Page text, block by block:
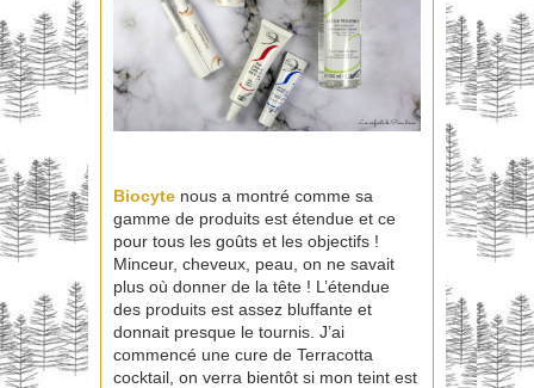
Biocyte nous a montré comme sa
gamme de produits est étendue et ce
pour tous les goûts et les objectifs !
Minceur, cheveux, peau, on ne savait
plus où donner de la tête ! L’étendue
des produits est assez bluffante et
donnait presque le tournis. J’ai
commencé une cure de Terracotta
cocktail, on verra bientôt si mon teint est